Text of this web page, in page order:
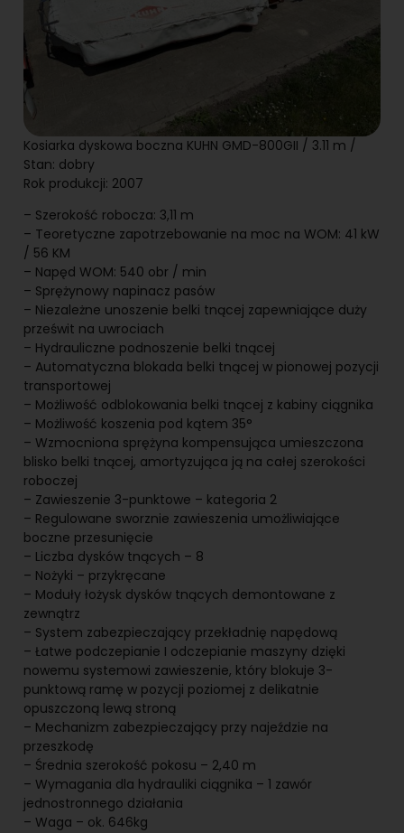
Kosiarka dyskowa boczna KUHN GMD-800GII / 3.11 m /
Stan: dobry
Rok produkcji: 2007
– Szerokość robocza: 3,11 m
– Teoretyczne zapotrzebowanie na moc na WOM: 41 kW
/ 56 KM
– Napęd WOM: 540 obr / min
– Sprężynowy napinacz pasów
– Niezależne unoszenie belki tnącej zapewniające duży
prześwit na uwrociach
– Hydrauliczne podnoszenie belki tnącej
– Automatyczna blokada belki tnącej w pionowej pozycji
transportowej
– Możliwość odblokowania belki tnącej z kabiny ciągnika
– Możliwość koszenia pod kątem 35°
– Wzmocniona sprężyna kompensująca umieszczona
blisko belki tnącej, amortyzująca ją na całej szerokości
roboczej
– Zawieszenie 3-punktowe – kategoria 2
– Regulowane sworznie zawieszenia umożliwiające
boczne przesunięcie
– Liczba dysków tnących – 8
– Nożyki – przykręcane
– Moduły łożysk dysków tnących demontowane z
zewnątrz
– System zabezpieczający przekładnię napędową
– Łatwe podczepianie I odczepianie maszyny dzięki
nowemu systemowi zawieszenie, który blokuje 3-
punktową ramę w pozycji poziomej z delikatnie
opuszczoną lewą stroną
– Mechanizm zabezpieczający przy najeździe na
przeszkodę
– Średnia szerokość pokosu – 2,40 m
– Wymagania dla hydrauliki ciągnika – 1 zawór
jednostronnego działania
– Waga – ok. 646kg